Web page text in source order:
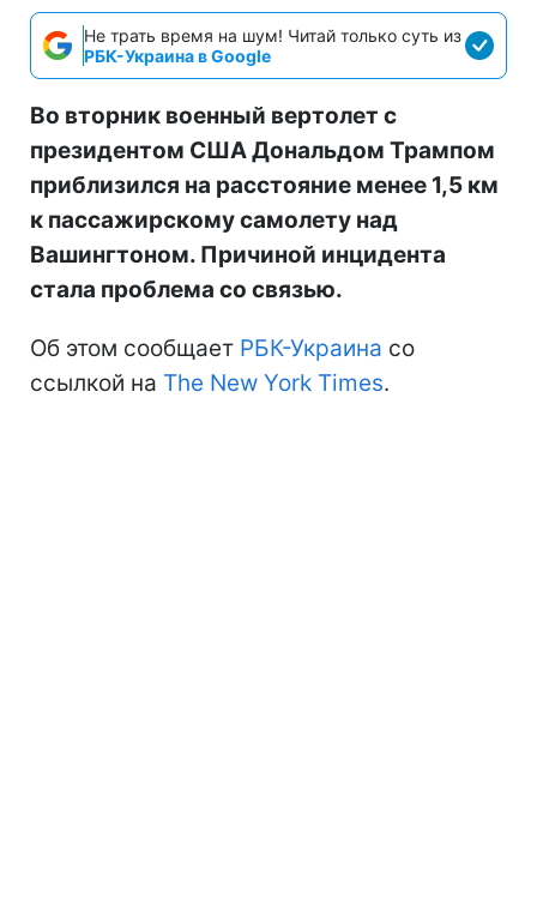
Не трать время на шум! Читай только суть из
РБК-Украина в Google
Во вторник военный вертолет с
президентом США Дональдом Трампом
приблизился на расстояние менее 1,5 км
к пассажирскому самолету над
Вашингтоном. Причиной инцидента
стала проблема со связью.
Об этом сообщает РБК-Украина со
ссылкой на The New York Times.